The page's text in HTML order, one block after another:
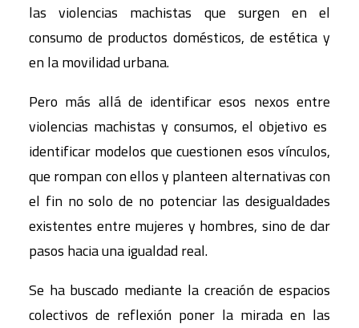
las violencias machistas que surgen en el
consumo de productos domésticos, de estética y
en la movilidad urbana.
Pero más allá de identificar esos nexos entre
violencias machistas y consumos, el objetivo es
identificar modelos que cuestionen esos vínculos,
que rompan con ellos y planteen alternativas con
el fin no solo de no potenciar las desigualdades
existentes entre mujeres y hombres, sino de dar
pasos hacia una igualdad real.
Se ha buscado mediante la creación de espacios
colectivos de reflexión poner la mirada en las